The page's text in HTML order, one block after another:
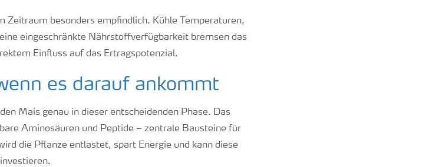
Zeitraum besonders empfindlich. Kühle Temperaturen,
eingeschränkte Nährstoffverfügbarkeit bremsen das
Einfluss auf das Ertragspotenzial.
es darauf ankommt
Mais genau in dieser entscheidenden Phase. Das
Aminosäuren und Peptide – zentrale Bausteine für
die Pflanze entlastet, spart Energie und kann diese